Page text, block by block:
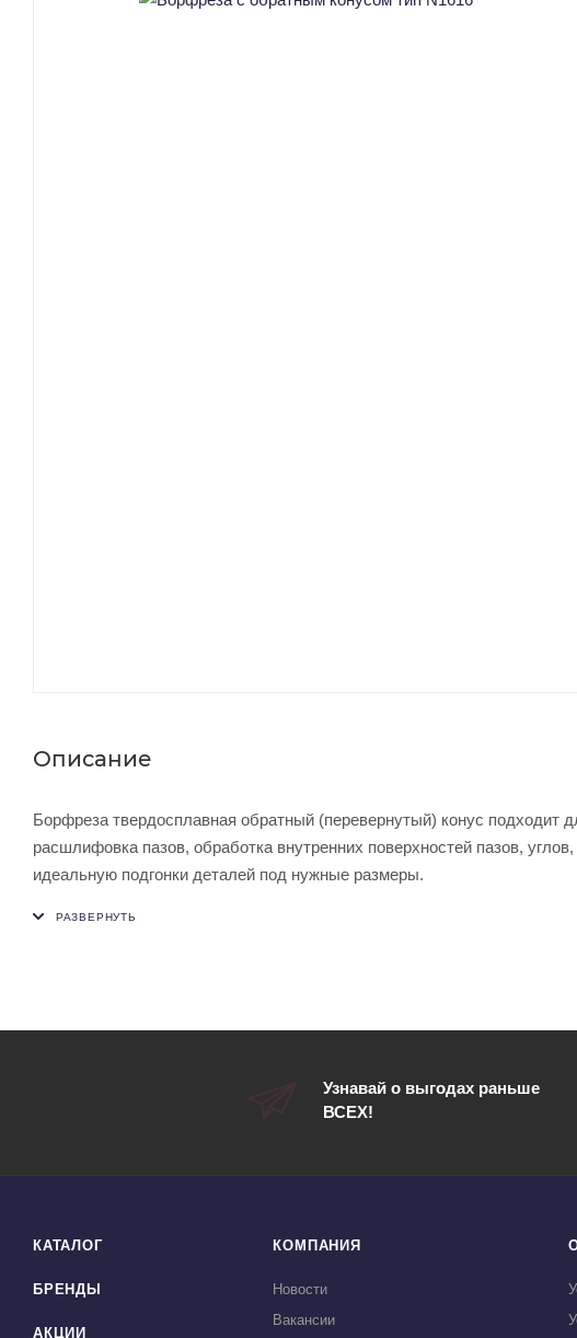
Описание
Борфреза твердосплавная обратный (перевернутый) конус
расшлифовка пазов, обработка внутренних поверхностей пазов,
идеальную подгонки деталей под нужные размеры.
Узнавай о выгодах раньше
ВСЕХ!
КАТАЛОГ
БРЕНДЫ
АКЦИИ
КОМПАНИЯ
Новости
Вакансии